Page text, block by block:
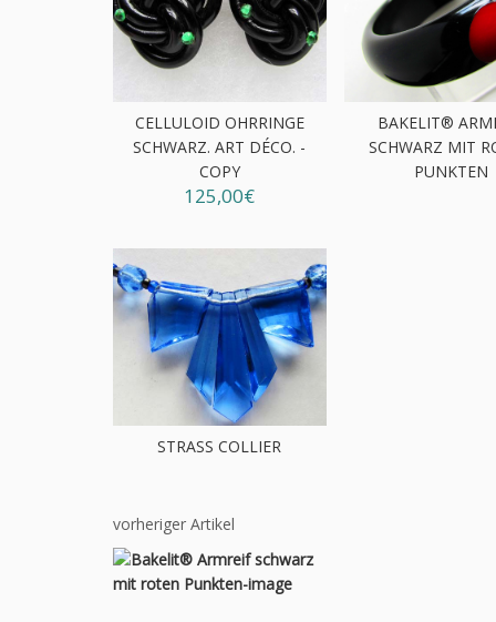
CELLULOID OHRRINGE
SCHWARZ. ART DÉCO. -
COPY
125,00€
BAKELIT®
SCHWARZ MIT
PUNKTEN
STRASS COLLIER
vorheriger Artikel